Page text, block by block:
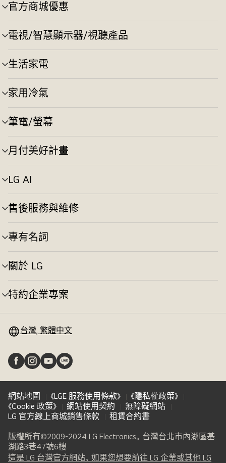
官方商城優惠
選
單
切
換
電視/智慧顯示器/視聽產品
選
單
切
換
生活家電
選
單
切
換
家用冷氣
選
單
切
換
筆電/螢幕
選
單
切
換
月付美好計畫
選
單
切
換
LG AI
選
單
切
換
售後服務與維修
選
單
切
換
專有名詞
選
單
切
換
關於 LG
選
單
切
換
特約企業專案
選
換 台灣, 繁體中文
網站地圖 《LGE 服務使用條款》
《隱私權政策》
《Cookie 政策》
網站使用契約
無障礙網站
LG 官方線上商城銷售條款
租賃合約書
版權所有©2009-2024 LG Electronics。台灣台北市內湖區基
湖路3巷47號6樓
這是 LG 台灣官方網站。如果您想要前往 LG 企業或其他 LG